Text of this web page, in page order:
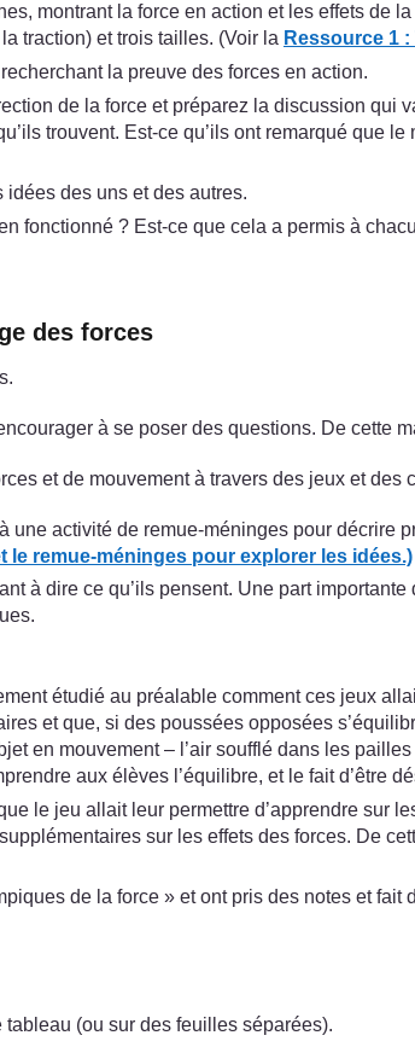
montrant la force en action et les effets de
traction) et trois tailles. (Voir la Ressource 1
la preuve des forces en action.
de la force et préparez la discussion qui
trouvent. Est-ce qu’ils ont remarqué que
des uns et des autres.
fonctionné ? Est-ce que cela a permis à
des forces
à se poser des questions. De cette
et de mouvement à travers des jeux et des
une activité de remue-méninges pour décrire
remue-méninges pour explorer les idées.)
dire ce qu’ils pensent. Une part importante
étudié au préalable comment ces jeux
et que, si des poussées opposées
en mouvement – l’air soufflé dans les
aux élèves l’équilibre, et le fait d’être
le jeu allait leur permettre d’apprendre sur
sur les effets des forces. De
de la force » et ont pris des notes et
(ou sur des feuilles séparées).